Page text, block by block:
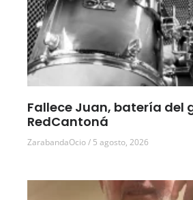
Fallece Juan, batería del
RedCantoná
ZarabandaOcio 5 agosto, 2026